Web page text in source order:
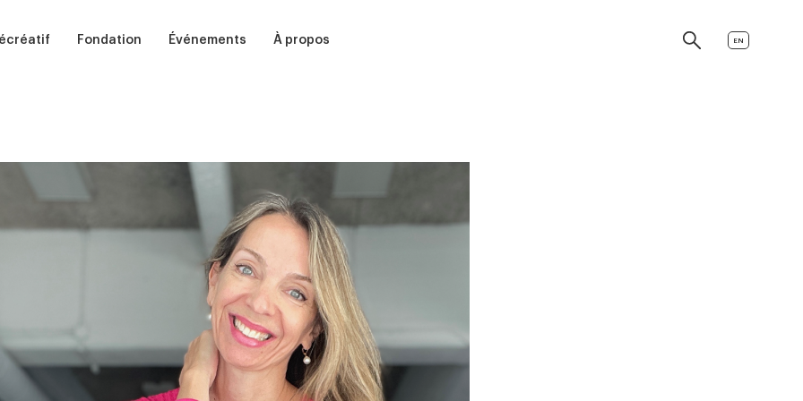
Guide d'admission 2026
de jour
Fondation
Participer
Commanditer
Événements
Ballet, Barre et Bulles
Casse-Noisette
Centenaire de Ludmilla Chiriaeff
Fêtes d'enfants
Petits pas de danse
Prix Ludmilla
À propos
Équipes
Nos diplômé·e·s
Studios et résidences
Bibliothèque de la danse
Partenaires
Médias
EN